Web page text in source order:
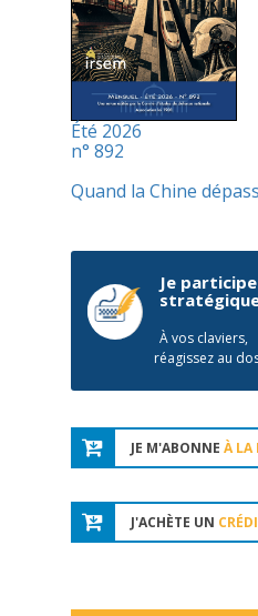
Été 2026
n° 892
Quand la Chine
Je
À vos claviers,
réagissez au
JE M'ABONNE À LA
J'ACHÈTE UN